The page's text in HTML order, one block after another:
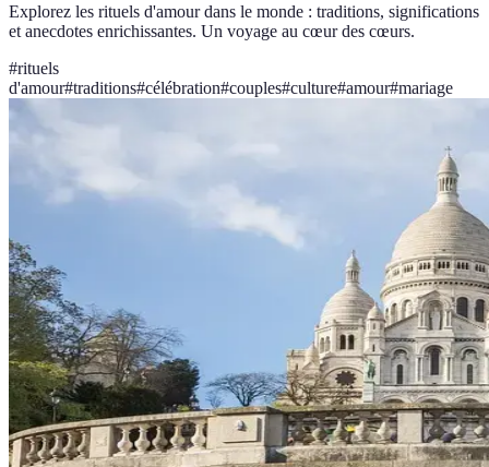
Explorez les rituels d'amour dans le monde : traditions, significations
et anecdotes enrichissantes. Un voyage au cœur des cœurs.
#rituels
d'amour#traditions#célébration#couples#culture#amour#mariage